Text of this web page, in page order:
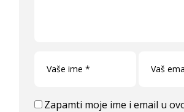
Zapamti moje ime i email u